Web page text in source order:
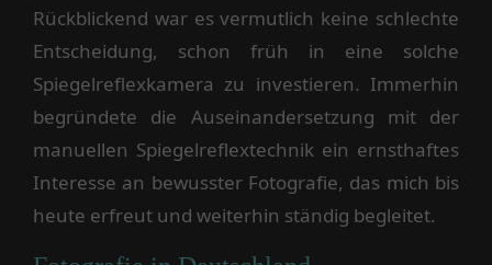
Rückblickend war es vermutlich keine schlechte
Entscheidung, schon früh in eine solche
Spiegelreflexkamera zu investieren. Immerhin
begründete die Auseinandersetzung mit der
manuellen Spiegelreflextechnik ein ernsthaftes
Interesse an bewusster Fotografie, das mich bis
heute erfreut und weiterhin ständig begleitet.